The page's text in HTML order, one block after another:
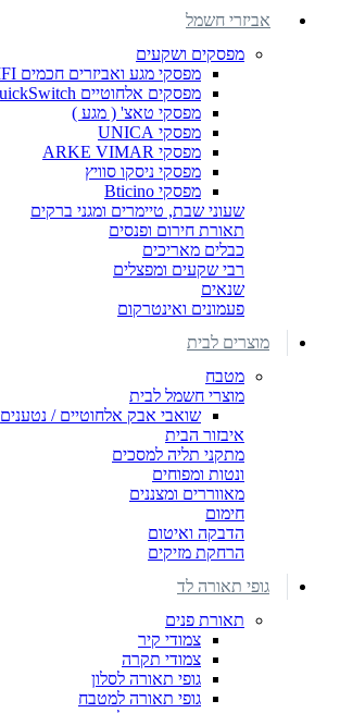
אביזרי חשמל
מפסקים ושקעים
מפסקי מגע ואביזרים חכמים WIFI
מפסקים אלחוטיים QuickSwitch
מפסקי טאצ' ( מגע )
מפסקי UNICA
מפסקי ARKE VIMAR
מפסקי ניסקו סוויץ
מפסקי Bticino
שעוני שבת, טיימרים ומגני ברקים
תאורת חירום ופנסים
כבלים מאריכים
רבי שקעים ומפצלים
שנאים
פעמונים ואינטרקום
מוצרים לבית
מטבח
מוצרי חשמל לבית
שואבי אבק אלחוטיים / נטענים
איבזור הבית
מתקני תליה למסכים
ונטות ומפוחים
מאווררים ומצננים
חימום
הדבקה ואיטום
הרחקת מזיקים
גופי תאורה לד
תאורת פנים
צמודי קיר
צמודי תקרה
גופי תאורה לסלון
גופי תאורה למטבח